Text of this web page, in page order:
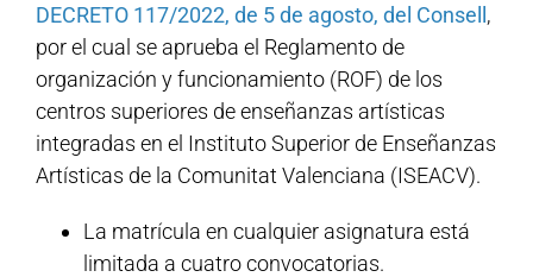
DECRETO 117/2022, de 5 de agosto, del Consell ,
por el cual se aprueba el Reglamento de
organización y funcionamiento (ROF) de los
centros superiores de enseñanzas artísticas
integradas en el Instituto Superior de Enseñanzas
Artísticas de la Comunitat Valenciana (ISEACV).
La matrícula en cualquier asignatura está
limitada a cuatro convocatorias.